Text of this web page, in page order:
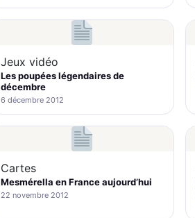
Jeux vidéo
Les poupées légendaires de
décembre
6 décembre 2012
Cartes
Mesmérella en France aujourd’hui
22 novembre 2012